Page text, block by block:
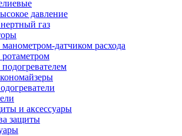
давление
газ
датчиком расхода
и аксессуары
защиты